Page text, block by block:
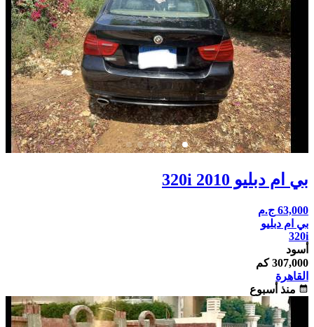
بي ام دبليو 320i 2010
63,000 ج.م
بي ام دبليو
320i
أسود
307,000 كم
القاهرة
calendar_month منذ أسبوع